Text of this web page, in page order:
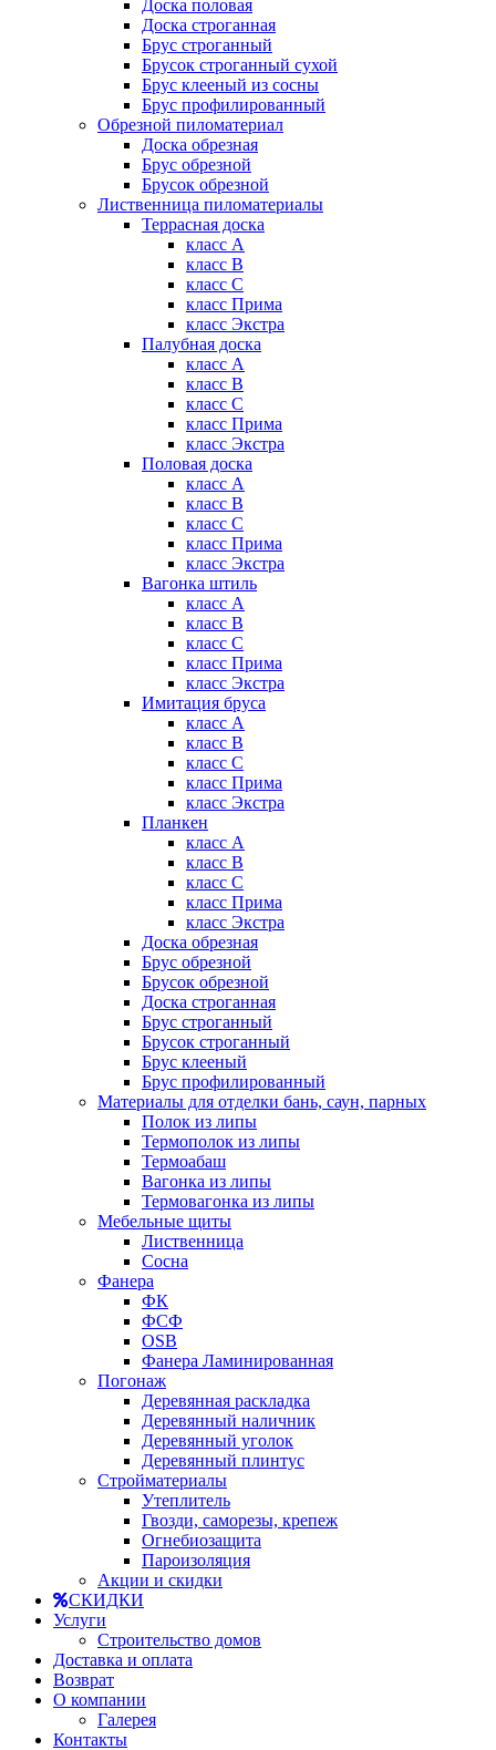
Доска половая
Доска строганная
Брус строганный
Брусок строганный сухой
Брус клееный из сосны
Брус профилированный
Обрезной пиломатериал
Доска обрезная
Брус обрезной
Брусок обрезной
Лиственница пиломатериалы
Террасная доска
класс А
класс B
класс C
класс Прима
класс Экстра
Палубная доска
класс А
класс B
класс C
класс Прима
класс Экстра
Половая доска
класс А
класс B
класс C
класс Прима
класс Экстра
Вагонка штиль
класс А
класс B
класс C
класс Прима
класс Экстра
Имитация бруса
класс А
класс B
класс C
класс Прима
класс Экстра
Планкен
класс А
класс B
класс C
класс Прима
класс Экстра
Доска обрезная
Брус обрезной
Брусок обрезной
Доска строганная
Брус строганный
Брусок строганный
Брус клееный
Брус профилированный
Материалы для отделки бань, саун, парных
Полок из липы
Термополок из липы
Термоабаш
Вагонка из липы
Термовагонка из липы
Мебельные щиты
Лиственница
Сосна
Фанера
ФК
ФСФ
OSB
Фанера Ламинированная
Погонаж
Деревянная раскладка
Деревянный наличник
Деревянный уголок
Деревянный плинтус
Стройматериалы
Утеплитель
Гвозди, саморезы, крепеж
Огнебиозащита
Пароизоляция
Акции и скидки
СКИДКИ
Услуги
Строительство домов
Доставка и оплата
Возврат
О компании
Галерея
Контакты